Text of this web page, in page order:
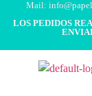
Mail:
LOS PEDIDOS